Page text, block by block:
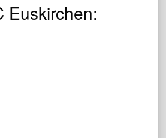
Euskirchen: